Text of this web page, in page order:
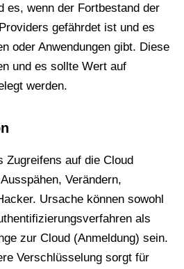
es, wenn der Fortbestand der
gefährdet ist und es
oder Anwendungen gibt. Diese
und es sollte Wert auf
werden.
Zugreifens auf die Cloud
Verändern,
Ursache können sowohl
als
zur Cloud (Anmeldung) sein.
Verschlüsselung sorgt für